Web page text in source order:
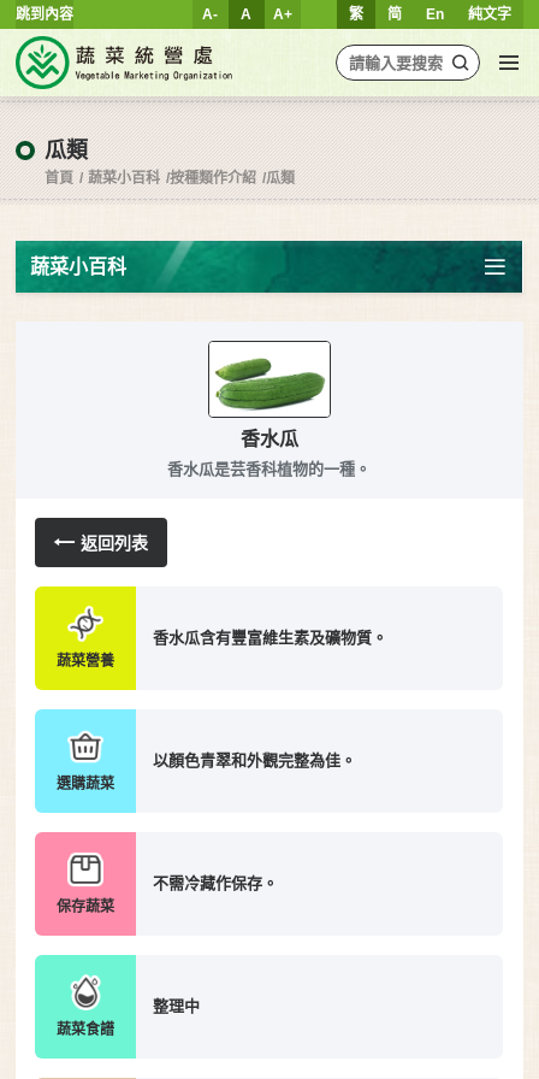
跳到內容 繁 简 En 純文字
A- A A+
瓜類
首頁 蔬菜小百科 按種類作介紹 瓜類
蔬菜小百科
香水瓜
香水瓜是芸香科植物的一種。
返回列表
蔬菜營養
香水瓜含有豐富維生素及礦物質。
選購蔬菜
以顏色青翠和外觀完整為佳。
保存蔬菜
不需冷藏作保存。
蔬菜食譜
整理中